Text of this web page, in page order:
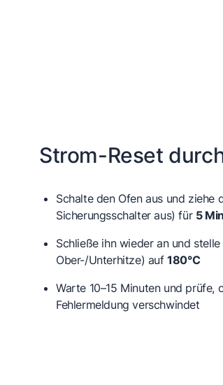
Strom-Reset
Schalte den Ofen aus und ziehe
Sicherungsschalter aus) für 5
Schließe ihn wieder an und
Ober-/Unterhitze) auf180°C
Warte 10–15 Minuten und
Fehlermeldung verschwindet